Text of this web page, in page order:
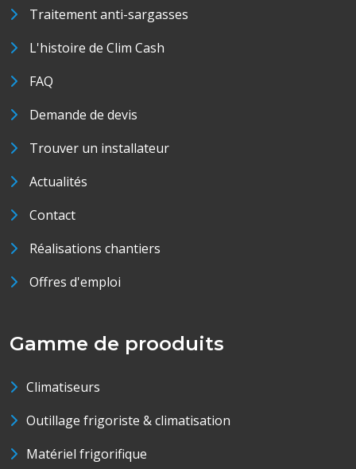
Traitement anti-sargasses
L'histoire de Clim Cash
FAQ
Demande de devis
Trouver un installateur
Actualités
Contact
Réalisations chantiers
Offres d'emploi
Gamme de prooduits
Climatiseurs
Outillage frigoriste & climatisation
Matériel frigorifique